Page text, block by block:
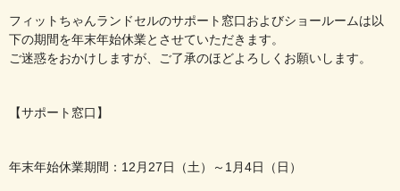
フィットちゃんランドセルのサポート窓口およびショールームは以
下の期間を年末年始休業とさせていただきます。
ご迷惑をおかけしますが、ご了承のほどよろしくお願いします。
【サポート窓口】
年末年始休業期間：12月27日（土）～1月4日（日）